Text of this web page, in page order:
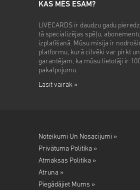
KAS MĒS ESAM?
LIVECARDS ir daudzu gadu
tā specializējas spēļu,
izplatīšanā. Mūsu misija ir
platformu, kurā cilvēki var pirkt
garantējam, ka mūsu lietotāji ir
pakalpojumu.
Lasīt vairāk »
Noteikumi Un Nosacījumi »
Privātuma Politika »
Atmaksas Politika »
Atruna »
Piegādājiet Mums »